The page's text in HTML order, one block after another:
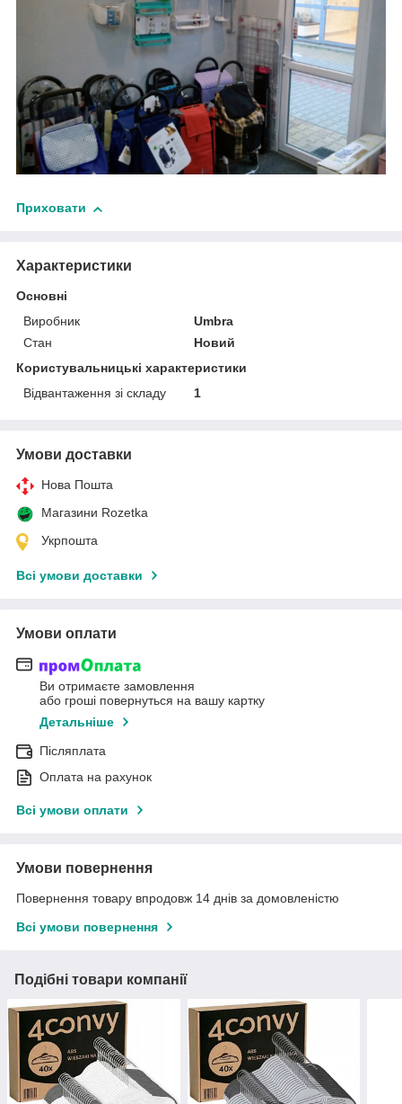
Приховати
Характеристики
Основні
Виробник
Umbra
Стан
Новий
Користувальницькі характеристики
Відвантаження зі складу
1
Умови доставки
Нова Пошта
Магазини Rozetka
Укрпошта
Всі умови доставки
Умови оплати
Ви отримаєте замовлення
або гроші повернуться на вашу картку
Детальніше
Післяплата
Оплата на рахунок
Всі умови оплати
Умови повернення
Повернення товару впродовж 14 днів за домовленістю
Всі умови повернення
Подібні товари компанії